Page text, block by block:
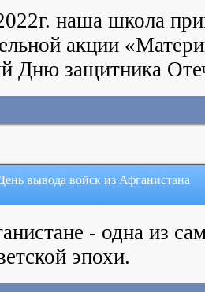
наша школа
акции
Дню защитника
вывода войск из Афганистана
- одна из
эпохи.